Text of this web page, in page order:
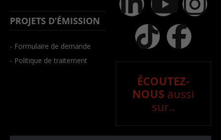
PROJETS D’ÉMISSION
- Formulaire de demande
- Politique de traitement
ÉCOUTEZ-
NOUS aussi
sur..